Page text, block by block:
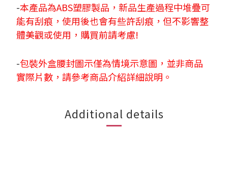
-本產品為ABS塑膠製品，新品生產過程中堆疊可
能有刮痕，使用後也會有些許刮痕，但不影響整
體美觀或使用，購買前請考慮!
-包裝外盒腰封圖示僅為情境示意圖，並非商品
實際片數，請參考商品介紹詳細說明。
Additional details